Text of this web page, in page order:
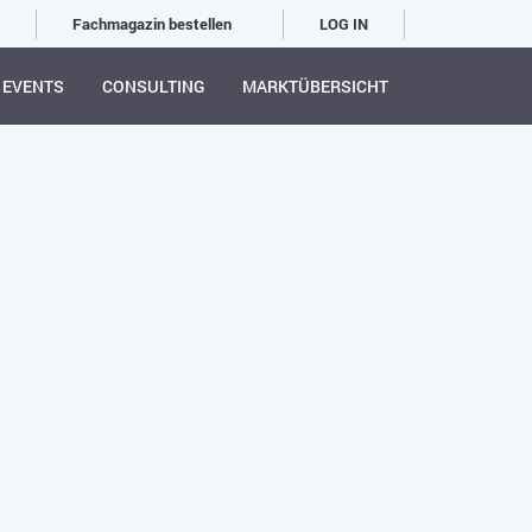
Fachmagazin bestellen LOG IN
EVENTS CONSULTING MARKTÜBERSICHT